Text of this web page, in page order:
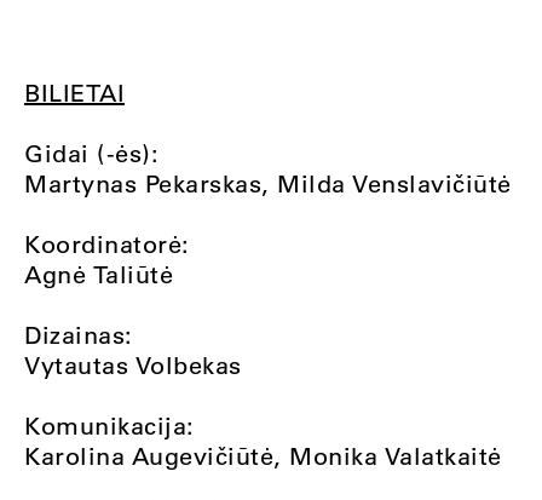
BILIETAI
Gidai (-ės):
Martynas Pekarskas, Milda Venslavičiūtė
Koordinatorė:
Agnė Taliūtė
Dizainas:
Vytautas Volbekas
Komunikacija:
Karolina Augevičiūtė, Monika Valatkaitė